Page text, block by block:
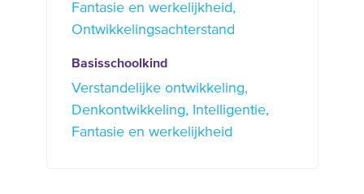
Fantasie en werkelijkheid
Ontwikkelingsachterstand
Basisschoolkind
Verstandelijke ontwikkeling
Denkontwikkeling
Intelligentie
Fantasie en werkelijkheid